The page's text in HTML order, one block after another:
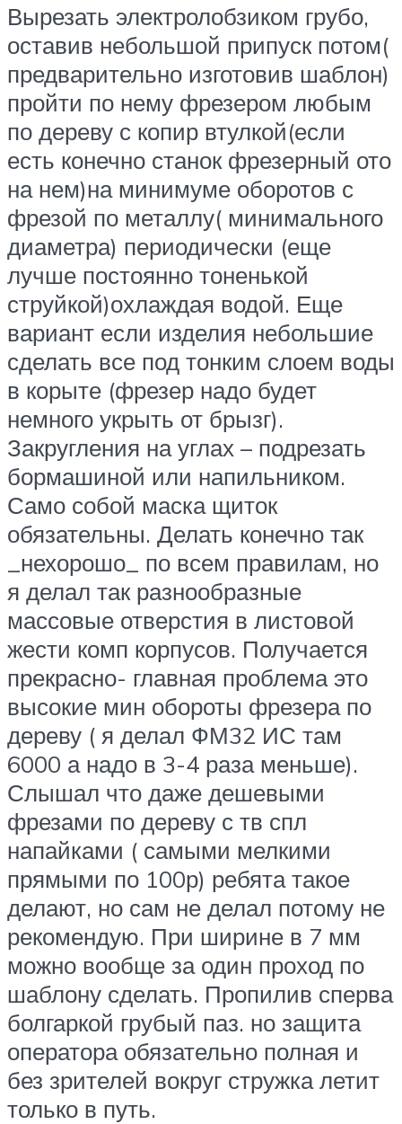
Вырезать электролобзиком грубо,
оставив небольшой припуск потом(
предварительно изготовив шаблон)
пройти по нему фрезером любым
по дереву с копир втулкой(если
есть конечно станок фрезерный ото
на нем)на минимуме оборотов с
фрезой по металлу( минимального
диаметра) периодически (еще
лучше постоянно тоненькой
струйкой)охлаждая водой. Еще
вариант если изделия небольшие
сделать все под тонким слоем воды
в корыте (фрезер надо будет
немного укрыть от брызг).
Закругления на углах – подрезать
бормашиной или напильником.
Само собой маска щиток
обязательны. Делать конечно так
_нехорошо_ по всем правилам, но
я делал так разнообразные
массовые отверстия в листовой
жести комп корпусов. Получается
прекрасно- главная проблема это
высокие мин обороты фрезера по
дереву ( я делал ФМ32 ИС там
6000 а надо в 3-4 раза меньше).
Слышал что даже дешевыми
фрезами по дереву с тв спл
напайками ( самыми мелкими
прямыми по 100р) ребята такое
делают, но сам не делал потому не
рекомендую. При ширине в 7 мм
можно вообще за один проход по
шаблону сделать. Пропилив сперва
болгаркой грубый паз. но защита
оператора обязательно полная и
без зрителей вокруг стружка летит
только в путь.